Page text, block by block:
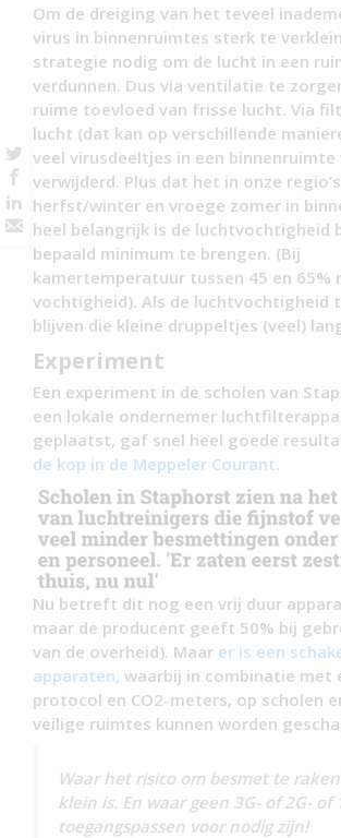
Om de dreiging van het teveel
virus in binnenruimtes sterk te
strategie nodig om de lucht in een
verdunnen. Dus via ventilatie te
ruime toevloed van frisse lucht. Via
lucht (dat kan op verschillende
veel virusdeeltjes in een binnenruimte
verwijderd. Plus dat het in onze
herfst/winter en vroege zomer in
heel belangrijk is de luchtvochtigheid
bepaald minimum te brengen. (Bij
kamertemperatuur tussen 45 en 65%
vochtigheid). Als de luchtvochtigheid
blijven die kleine druppeltjes (veel)
Experiment
Een experiment in de scholen van
een lokale ondernemer
geplaatst, gaf snel heel goede
de kop in de Meppeler Courant.
Nu betreft dit nog een vrij duur
maar de producent geeft 50% bij
van de overheid). Maar er is een
apparaten, waarbij in combinatie met
protocol en CO2-meters, op scholen
veilige ruimtes kunnen worden
Waar het risico om besmet te
klein is. En waar geen 3G- of 2G- of
toegangspassen voor nodig zijn!